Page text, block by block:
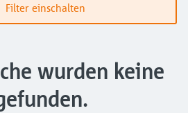
Filter einschalten
wurden keine